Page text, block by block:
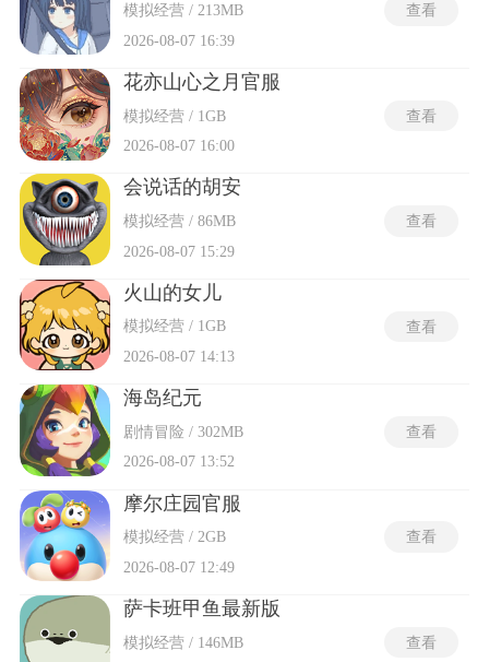
模拟经营 / 213MB
2026-08-07 16:39
查看
花亦山心之月官服
模拟经营 / 1GB
2026-08-07 16:00
查看
会说话的胡安
模拟经营 / 86MB
2026-08-07 15:29
查看
火山的女儿
模拟经营 / 1GB
2026-08-07 14:13
查看
海岛纪元
剧情冒险 / 302MB
2026-08-07 13:52
查看
摩尔庄园官服
模拟经营 / 2GB
2026-08-07 12:49
查看
萨卡班甲鱼最新版
模拟经营 / 146MB
查看